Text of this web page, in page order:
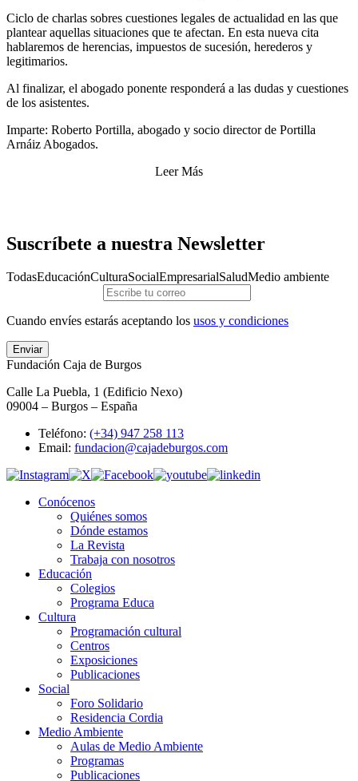
Ciclo de charlas sobres cuestiones legales de actualidad en las que
plantear aquellas situaciones que te afectan. En esta nueva cita
hablaremos de herencias, impuestos de sucesión, herederos y
legitimarios.
Al finalizar, el abogado ponente responderá a las dudas y cuestiones
de los asistentes.
Imparte: Roberto Portilla, abogado y socio director de Portilla
Arnáiz Abogados.
Leer Más
Suscríbete a nuestra Newsletter
TodasEducaciónCulturaSocialEmpresarialSaludMedio ambiente
Cuando envíes estarás aceptando los usos y condiciones
Enviar
Fundación Caja de Burgos
Calle La Puebla, 1 (Edificio Nexo)
09004 – Burgos – España
Teléfono: (+34) 947 258 113
Email: fundacion@cajadeburgos.com
Conócenos
Quiénes somos
Dónde estamos
La Revista
Trabaja con nosotros
Educación
Colegios
Programa Educa
Cultura
Programación cultural
Centros
Exposiciones
Publicaciones
Social
Foro Solidario
Residencia Cordia
Medio Ambiente
Aulas de Medio Ambiente
Programas
Publicaciones